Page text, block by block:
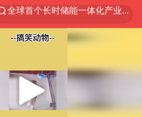
台风白海豚已进入24小时警戒线
秋天的第一杯奶茶怎么选
四川宜宾高县4.9级地震致1死
中巨芯：上半年归母净利润1405.77万元